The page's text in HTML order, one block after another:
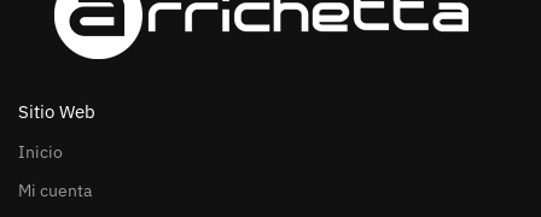
Sitio Web
Inicio
Mi cuenta